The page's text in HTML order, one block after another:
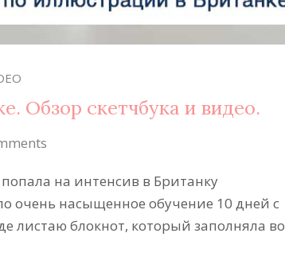
Обзор скетчбука и видео.
на интенсив в Британку
очень насыщенное обучение 10 дней с
листаю блокнот, который заполняла во